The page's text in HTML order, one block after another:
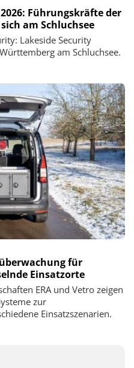
Führungskräfte der
am Schluchsee
Lakeside Security
am Schluchsee.
für
Einsatzorte
ERA und Vetro zeigen
zur
Einsatzszenarien.